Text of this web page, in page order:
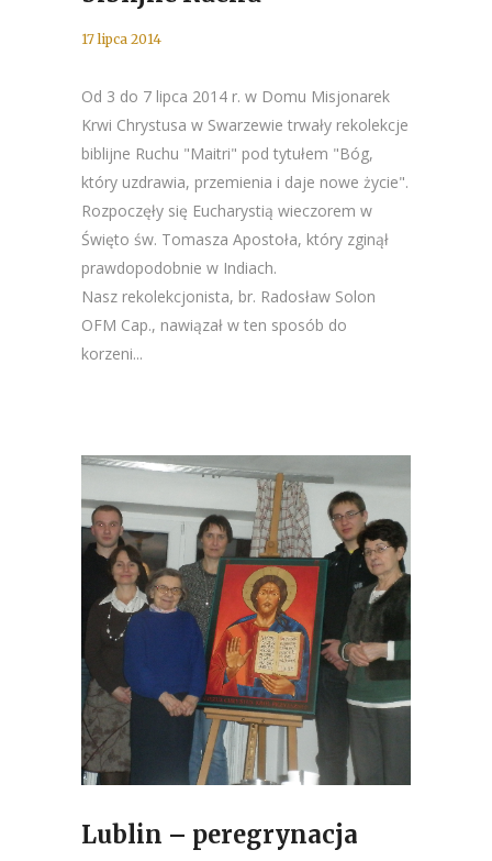
17 lipca 2014
Od 3 do 7 lipca 2014 r. w Domu Misjonarek
Krwi Chrystusa w Swarzewie trwały rekolekcje
biblijne Ruchu "Maitri" pod tytułem "Bóg,
który uzdrawia, przemienia i daje nowe życie".
Rozpoczęły się Eucharystią wieczorem w
Święto św. Tomasza Apostoła, który zginął
prawdopodobnie w Indiach.
Nasz rekolekcjonista, br. Radosław Solon
OFM Cap., nawiązał w ten sposób do
korzeni...
Lublin – peregrynacja